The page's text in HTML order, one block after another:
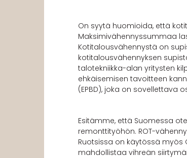
On syytä huomioida, että
Maksimivähennyssummaa
Kotitalousvähennystä on
kotitalousvähennyksen
talotekniikka-alan yritysten
ehkäisemisen tavoitteen
(EPBD), joka on sovellettava
Esitämme, että Suomessa
remonttityöhön. ROT-
Ruotsissa on käytössä myös
mahdollistaa vihreän